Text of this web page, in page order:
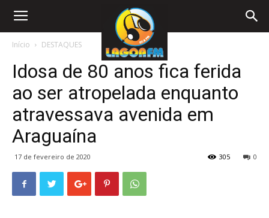
Início DESTAQUES
Idosa de 80 anos fica ferida
ao ser atropelada enquanto
atravessava avenida em
Araguaína
17 de fevereiro de 2020 0
305